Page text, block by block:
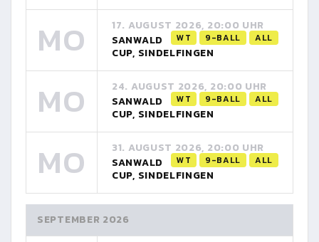
MO 17. AUGUST 2026, 20:00 UHR
WT 9-BALL ALL
SANWALD
CUP, SINDELFINGEN
MO 24. AUGUST 2026, 20:00 UHR
WT 9-BALL ALL
SANWALD
CUP, SINDELFINGEN
MO 31. AUGUST 2026, 20:00 UHR
WT 9-BALL ALL
SANWALD
CUP, SINDELFINGEN
SEPTEMBER 2026